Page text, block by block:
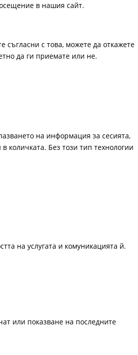
в нашия сайт.
съгласни с това, можете да откажете
да ги приемате или не.
на информация за сесията,
количката. Без този тип технологии
на услугата и комуникацията й.
или показване на последните